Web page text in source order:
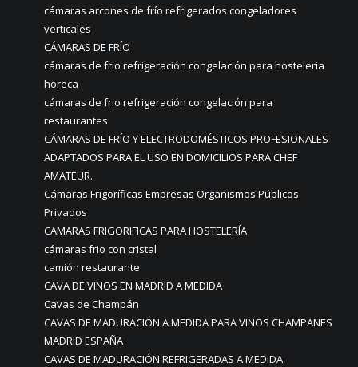
cámaras arcones de frío refrigerados congeladores
verticales
CÁMARAS DE FRÍO
cámaras de frio refrigeración congelación para hosteleria
horeca
cámaras de frio refrigeración congelación para
restaurantes
CÁMARAS DE FRÍO Y ELECTRODOMÉSTICOS PROFESIONALES
ADAPTADOS PARA EL USO EN DOMICILIOS PARA CHEF
AMATEUR.
Cámaras Frigoríficas Empresas Organismos Públicos
Privados
CAMARAS FRIGORIFICAS PARA HOSTELERÍA
cámaras frio con cristal
camión restaurante
CAVA DE VINOS EN MADRID A MEDIDA
Cavas de Champán
CAVAS DE MADURACIÓN A MEDIDA PARA VINOS CHAMPANES
MADRID ESPAÑA
CAVAS DE MADURACIÓN REFRIGERADAS A MEDIDA